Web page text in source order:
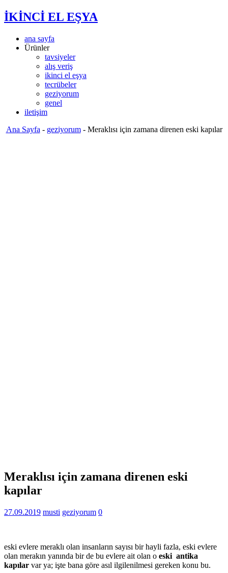
İKİNCİ EL EŞYA
ana sayfa
Ürünler
tavsiyeler
alış veriş
ikinci el eşya
tecrübeler
geziyorum
genel
iletişim
Ana Sayfa - geziyorum- Meraklısı için zamana direnen eski kapılar
Meraklısı için zamana direnen eski
kapılar
27.09.2019 musti geziyorum 0
eski evlere meraklı olan insanların sayısı bir hayli fazla, eski evlere
olan merakın yanında bir de bu evlere ait olan o eski antika
kapılar var ya; işte bana göre asıl ilgilenilmesi gereken konu bu.